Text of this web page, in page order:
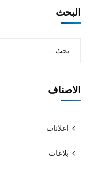
البحث
الاصناف
اعلانات
بلاغات